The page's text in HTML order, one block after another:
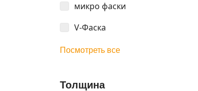
микро фаски
V-Фаска
Посмотреть все
Толщина